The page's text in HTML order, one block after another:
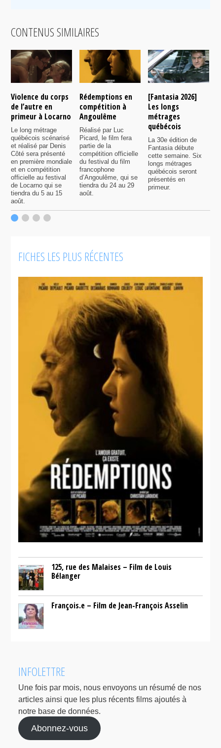
CONTENUS SIMILAIRES
Violence du corps
de l’autre en
primeur à Locarno
Le long métrage
québécois scénarisé
et réalisé par Denis
Côté sera présenté
en première mondiale
et en compétition
officielle au festival
de Locarno qui se
tiendra du 5 au 15
août.
Rédemptions en
compétition à
Angoulême
Réalisé par Luc
Picard, le film fera
partie de la
compétition officielle
du festival du film
francophone
d’Angoulême, qui se
tiendra du 24 au 29
août.
[Fantasia 2026]
Les longs
métrages
québécois
La 30e édition de
Fantasia débute
cette semaine. Six
longs métrages
québécois seront
présentés en
primeur.
FICHES LES PLUS RÉCENTES
125, rue des Malaises – Film de Louis
Bélanger
François.e – Film de Jean-François Asselin
INFOLETTRE
Une fois par mois, nous envoyons un résumé de nos
articles ainsi que les plus récents films ajoutés à
notre base de données.
Abonnez-vous